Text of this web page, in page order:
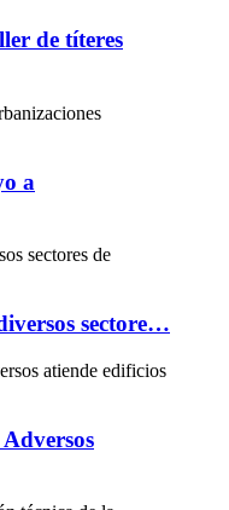
de títeres
a
sectore…